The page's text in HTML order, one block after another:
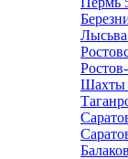
Лысьва
Шахты